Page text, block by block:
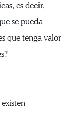
es decir,
se pueda
que tenga valor